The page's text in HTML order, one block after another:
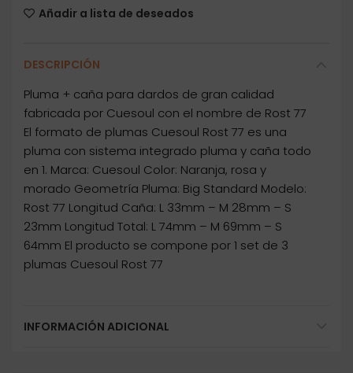
Añadir a lista de deseados
DESCRIPCIÓN
Pluma + caña para dardos de gran calidad
fabricada por Cuesoul con el nombre de Rost 77
El formato de plumas Cuesoul Rost 77 es una
pluma con sistema integrado pluma y caña todo
en 1. Marca: Cuesoul Color: Naranja, rosa y
morado Geometría Pluma: Big Standard Modelo:
Rost 77 Longitud Caña: L 33mm – M 28mm – S
23mm Longitud Total: L 74mm – M 69mm – S
64mm El producto se compone por 1 set de 3
plumas Cuesoul Rost 77
INFORMACIÓN ADICIONAL